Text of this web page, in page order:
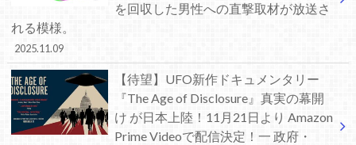
を回収した男性への直撃取材が放送さ
れる模様。
2025.11.09
【待望】UFO新作ドキュメンタリー
『The Age of Disclosure』真実の幕開
け が日本上陸！11月21日より Amazon
Prime Videoで配信決定！一 政府・